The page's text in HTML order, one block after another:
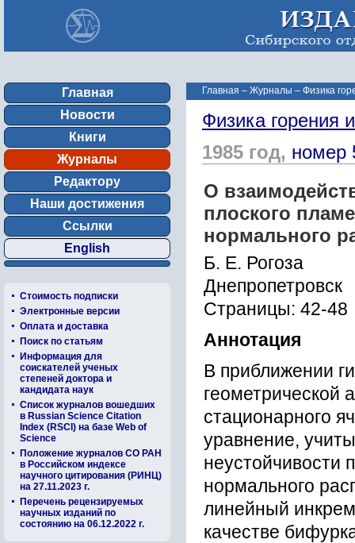
Главная
Новости
Книги
Журналы
Редактору
Наши достижения
Ссылки
English
Стоимость подписки
Электронные версии
Оплата и доставка
Поиск по статьям
Информация для
соискателей ученых
степеней доктора и
кандидата наук
Список журналов вошедших
в Russian Science Citation
Index (RSCI) на базе Web of
Science
Положение журналов СО РАН
в Российском индексе
научного цитирования (РИНЦ)
на 27.11.2023 г.
Перечень рецензируемых
научных изданий по
состоянию на 06.12.2022 г.
Главная – Журналы – Физика
Физика горения
1985 год, номер
О
плоского
нормального
Б. Е. Рогоза
Днепропетровск
Страницы: 42-48
Аннотация
В приближении
геометрической
стационарного
уравнение,
неустойчивости
нормального
линейный
качестве